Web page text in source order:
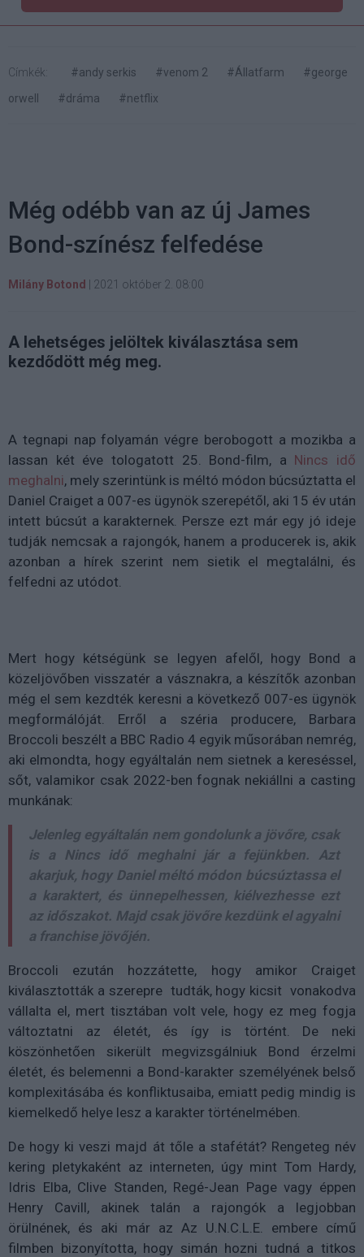
Címkék: #andy serkis #venom 2 #Állatfarm
#george
orwell
#dráma #netflix
Még odébb van az új James
Bond-színész felfedése
Milány Botond 2021 október 2. 08:00
A lehetséges jelöltek kiválasztása sem
kezdődött még meg.
A tegnapi nap folyamán végre berobogott a mozikba a
lassan két éve tologatott 25. Bond-film, a Nincs idő
meghalni, mely szerintünk is méltó módon búcsúztatta el
Daniel Craiget a 007-es ügynök szerepétől, aki 15 év után
intett búcsút a karakternek. Persze ezt már egy jó ideje
tudják nemcsak a rajongók, hanem a producerek is, akik
azonban a hírek szerint nem sietik el megtalálni, és
felfedni az utódot.
Mert hogy kétségünk se legyen afelől, hogy Bond a
közeljövőben visszatér a vásznakra, a készítők azonban
még el sem kezdték keresni a következő 007-es ügynök
megformálóját. Erről a széria producere, Barbara
Broccoli beszélt a BBC Radio 4 egyik műsorában nemrég,
aki elmondta, hogy egyáltalán nem sietnek a kereséssel,
sőt, valamikor csak 2022-ben fognak nekiállni a casting
munkának:
Jelenleg egyáltalán nem gondolunk a jövőre, csak
is a Nincs idő meghalni jár a fejünkben. Azt
akarjuk, hogy Daniel méltó módon búcsúztassa el
a karaktert, és ünnepelhessen, kiélvezhesse ezt
az időszakot. Majd csak jövőre kezdünk el agyalni
a franchise jövőjén.
Broccoli ezután hozzátette, hogy amikor Craiget
kiválasztották a szerepre tudták, hogy kicsit vonakodva
vállalta el, mert tisztában volt vele, hogy ez meg fogja
változtatni az életét, és így is történt. De neki
köszönhetően sikerült megvizsgálniuk Bond érzelmi
életét, és belemenni a Bond-karakter személyének belső
komplexitásába és konfliktusaiba, emiatt pedig mindig is
kiemelkedő helye lesz a karakter történelmében.
De hogy ki veszi majd át tőle a stafétát? Rengeteg név
kering pletykaként az interneten, úgy mint Tom Hardy,
Idris Elba, Clive Standen, Regé-Jean Page vagy éppen
Henry Cavill, akinek talán a rajongók a legjobban
örülnének, és aki már az Az U.N.C.L.E. embere című
filmben bizonyította, hogy simán hozni tudná a titkos